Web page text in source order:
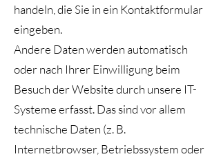
handeln, die Sie in ein Kontaktformular
eingeben.
Andere Daten werden automatisch
oder nach Ihrer Einwilligung beim
Besuch der Website durch unsere IT-
Systeme erfasst. Das sind vor allem
technische Daten (z. B.
Internetbrowser, Betriebssystem oder